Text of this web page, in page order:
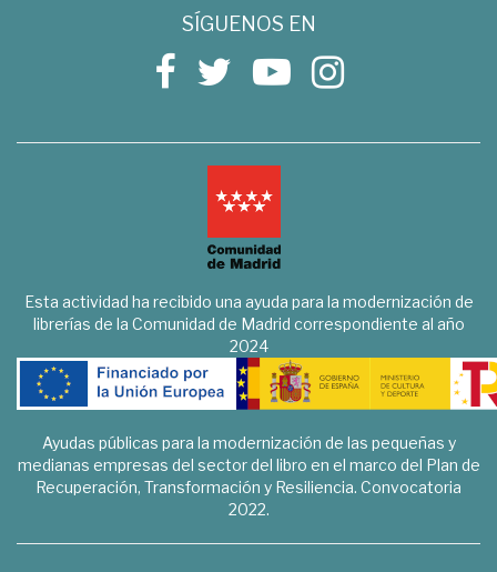
SÍGUENOS EN
Esta actividad ha recibido una ayuda para la modernización de
librerías de la Comunidad de Madrid correspondiente al año
2024
Ayudas públicas para la modernización de las pequeñas y
medianas empresas del sector del libro en el marco del Plan de
Recuperación, Transformación y Resiliencia. Convocatoria
2022.